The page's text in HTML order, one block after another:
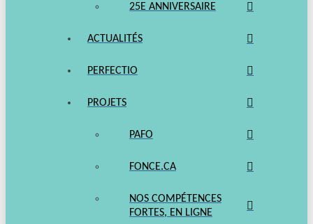
25E ANNIVERSAIRE
ACTUALITÉS
PERFECTIO
PROJETS
PAFO
FONCE.CA
NOS COMPÉTENCES
FORTES, EN LIGNE